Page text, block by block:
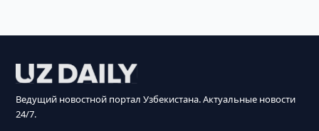
Ведущий новостной портал Узбекистана. Актуальные новости
24/7.